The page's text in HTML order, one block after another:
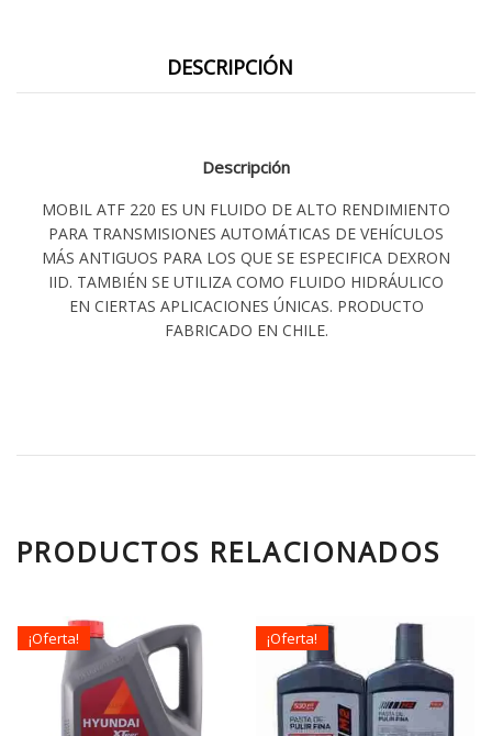
DESCRIPCIÓN
Descripción
MOBIL ATF 220 ES UN FLUIDO DE ALTO RENDIMIENTO
PARA TRANSMISIONES AUTOMÁTICAS DE VEHÍCULOS
MÁS ANTIGUOS PARA LOS QUE SE ESPECIFICA DEXRON
IID. TAMBIÉN SE UTILIZA COMO FLUIDO HIDRÁULICO
EN CIERTAS APLICACIONES ÚNICAS. PRODUCTO
FABRICADO EN CHILE.
PRODUCTOS RELACIONADOS
¡Oferta! ¡Oferta!